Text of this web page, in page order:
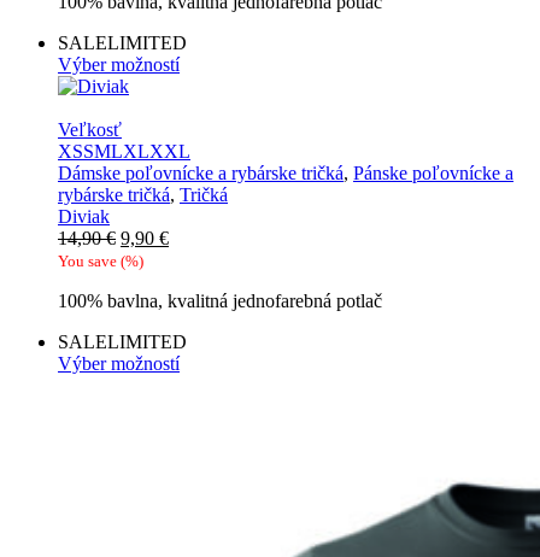
SALELIMITED
Výber možností
Veľkosť
XSSMLXLXXL
Dámske poľovnícke a rybárske tričká, Pánske poľovnícke a
rybárske tričká, Tričká
Diviak
14,90€ Pôvodná
cena
14,90 €.
9,90 €Aktuálna
9,90 €.
You save (%)
100% bavlna, kvalitná jednofarebná potlač
SALELIMITED
Výber možností